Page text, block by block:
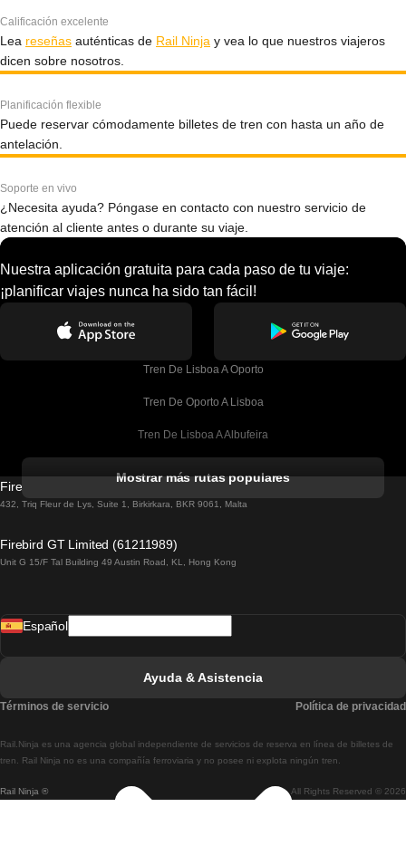
Calificación excelente
Lea reseñas auténticas de Rail Ninja y vea lo que nuestros viajeros
dicen sobre nosotros.
Planificación flexible
Puede reservar cómodamente billetes de tren con hasta un año de
antelación.
Soporte en vivo
¿Necesita ayuda? Póngase en contacto con nuestro servicio de
atención al cliente antes o durante su viaje.
Nuestra aplicación gratuita para cada paso de tu viaje:
¡planificar viajes nunca ha sido tan fácil!
Tren De Lisboa A Oporto
Tren De Oporto A Lisboa
Tren De Lisboa A Albufeira
Tren De Lisboa A Lagos
Tren De Lisboa A Madrid
Tren De Lisboa A Braga
Tren De Braga A Lisboa
Mostrar más rutas populares
Firebird GT Limited (OC 1451)
432, Triq Fleur de Lys, Suite 1, Birkirkara, BKR 9061, Malta
Firebird GT Limited (61211989)
Unit G 15/F Tal Building 49 Austin Road, KL, Hong Kong
Rail Ninja ® All Rights Reserved © 2026
Rail.Ninja es una agencia global independiente de servicios de reserva en línea de billetes de
tren. Rail Ninja no es una compañía ferroviaria y no posee ni explota ningún tren.
Español
Ayuda & Asistencia
Términos de servicio Política de privacidad